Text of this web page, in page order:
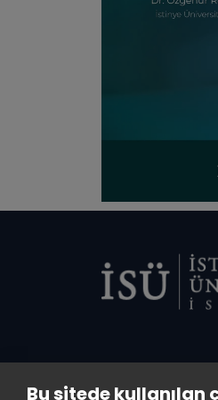
Bu sitede kullanılan